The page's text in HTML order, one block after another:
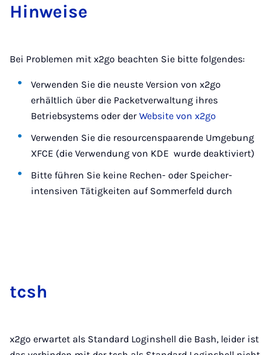
Hin­wei­se
Bei Problemen mit x2go beachten Sie bitte folgendes:
Verwenden Sie die neuste Version von x2go
erhältlich über die Packetverwaltung ihres
Betriebsystems oder derWebsite von x2go
Verwenden Sie die resourcenspaarende Umgebung
XFCE (die Verwendung von KDE wurde deaktiviert)
Bitte führen Sie keine Rechen- oder Speicher-
intensiven Tätigkeiten auf Sommerfeld durch
tcsh
x2go erwartet als Standard Loginshell die Bash, leider ist